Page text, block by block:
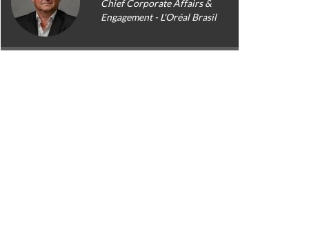
Chief Corporate Affairs &
Engagement - L'Oréal Brasil